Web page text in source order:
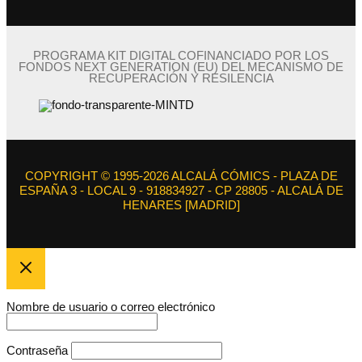
PROGRAMA KIT DIGITAL COFINANCIADO POR LOS
FONDOS NEXT GENERATION (EU) DEL MECANISMO DE
RECUPERACIÓN Y RESILENCIA
COPYRIGHT © 1995-2026 ALCALÁ CÓMICS - PLAZA DE
ESPAÑA 3 - LOCAL 9 - 918834927 - CP 28805 - ALCALÁ DE
HENARES [MADRID]
Nombre de usuario o correo electrónico
Contraseña